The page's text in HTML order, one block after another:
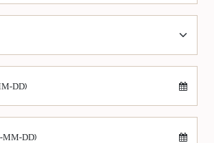
DD)
DD)